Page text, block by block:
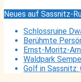
Neues auf Sassnitz-
Schlossruine
Berühmte
Ernst-Moritz-
Waldpark
Golf in